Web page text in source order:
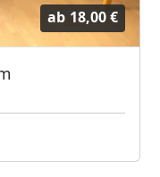
ab 18,00 €